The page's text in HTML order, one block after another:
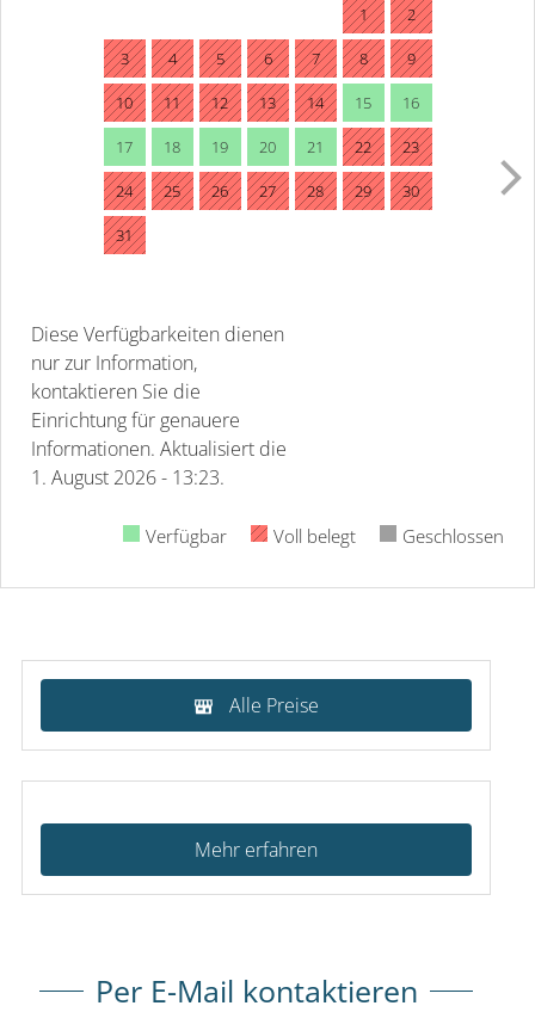
1 2
3 4 5 6 7 8 9
10 11 12 13 14 15 16
17 18 19 20 21 22 23
24 25 26 27 28 29 30
31
Diese Verfügbarkeiten dienen
nur zur Information,
kontaktieren Sie die
Einrichtung für genauere
Informationen. Aktualisiert die
1. August 2026 - 13:23.
Verfügbar Voll belegt Geschlossen
Alle Preise
Mehr erfahren
Per E-Mail kontaktieren